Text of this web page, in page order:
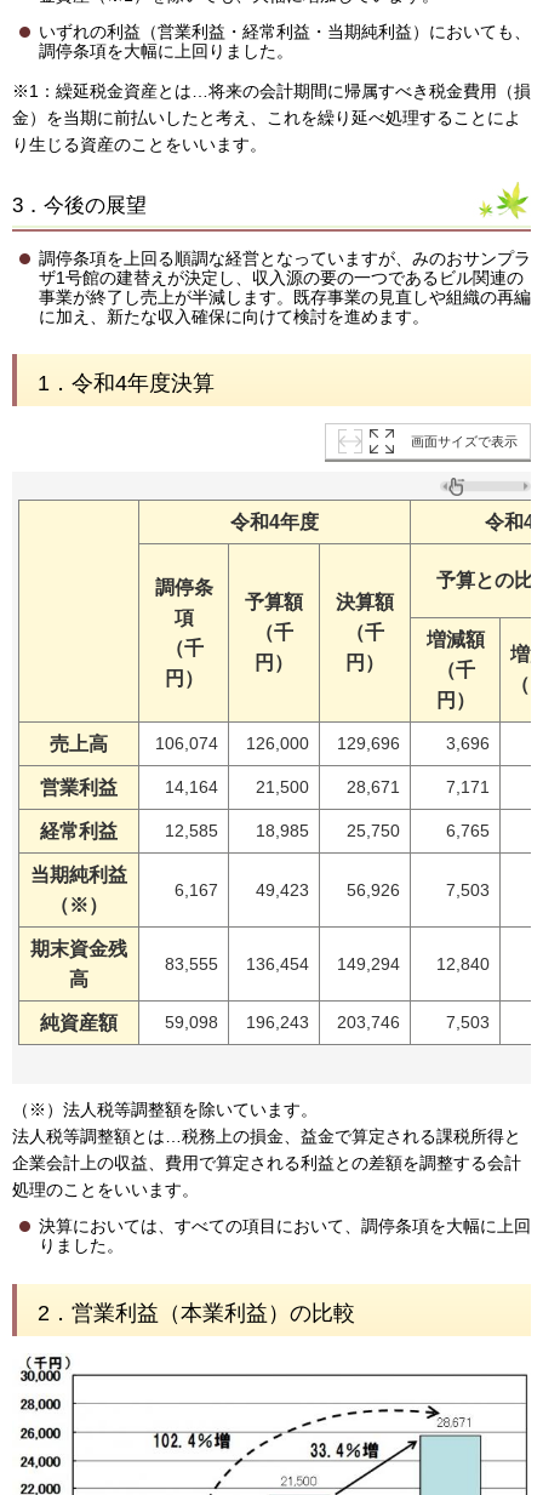
いずれの利益（営業利益・経常利益・当期純利益）においても、
調停条項を大幅に上回りました。
※1：繰延税金資産とは…将来の会計期間に帰属すべき税金費用（損
金）を当期に前払いしたと考え、これを繰り延べ処理することによ
り生じる資産のことをいいます。
3．今後の展望
調停条項を上回る順調な経営となっていますが、みのおサンプラ
ザ1号館の建替えが決定し、収入源の要の一つであるビル関連の
事業が終了し売上が半減します。既存事業の見直しや組織の再編
に加え、新たな収入確保に向けて検討を進めます。
1．令和4年度決算
画面サイズで表示
令和4年度 令和4
調停条
項
（千
円）
予算額
（千
円）
決算額
（千
円）
予算との比
増減額
（千
円）
増
（
売上高 106,074 126,000 129,696 3,696
営業利益 14,164 21,500 28,671 7,171
経常利益 12,585 18,985 25,750 6,765
当期純利益
（※）
6,167 49,423 56,926 7,503
期末資金残
高
83,555 136,454 149,294 12,840
純資産額 59,098 196,243 203,746 7,503
（※）法人税等調整額を除いています。
法人税等調整額とは…税務上の損金、益金で算定される課税所得と
企業会計上の収益、費用で算定される利益との差額を調整する会計
処理のことをいいます。
決算においては、すべての項目において、調停条項を大幅に上回
りました。
2．営業利益（本業利益）の比較